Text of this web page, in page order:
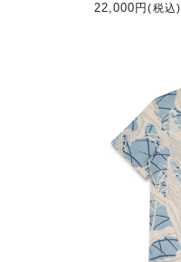
22,000円(税込)